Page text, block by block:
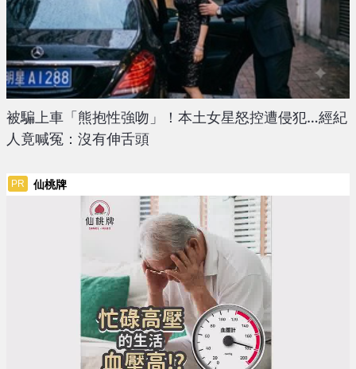
被騙上車「熊抱性強吻」！本土女星怒控遭侵犯…經紀
人竟喊冤：沒有伸舌頭
PR 仙桃牌